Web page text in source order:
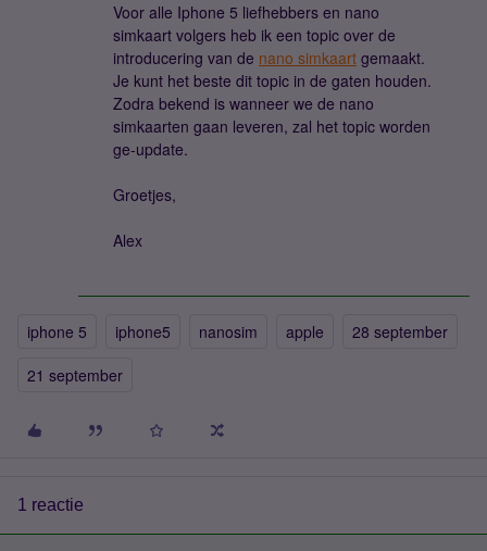
Voor alle Iphone 5 liefhebbers en nano
simkaart volgers heb ik een topic over de
introducering van de nano simkaart gemaakt.
Je kunt het beste dit topic in de gaten houden.
Zodra bekend is wanneer we de nano
simkaarten gaan leveren, zal het topic worden
ge-update.
Groetjes,
Alex
iphone 5 iphone5 nanosim apple
28 september
21 september
1 reactie